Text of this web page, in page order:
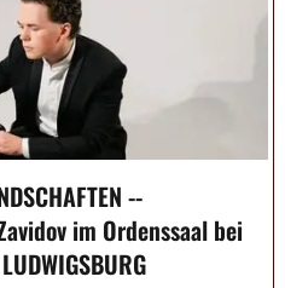
--
im Ordenssaal bei